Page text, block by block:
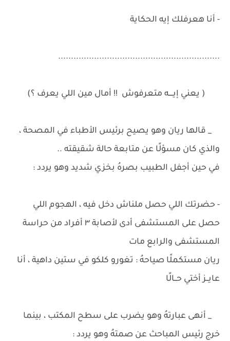
- أنا هعرفلك إيه الحكاية
...............................................................
( يعني إيــــه متعرفوش !! أمال مين اللي يعرف ؟)
_ قالها ريان وهو يصيح برئيس الأطباء في المصحة ،
والذي كان مسؤلًا عن متابعة حالة شقيقته ..
في حين أجفل الطبيب بصرهُ بخزي شديد وهو يردد :
- حضرتك اللي حصل ملناش دخل فيه ، الهجوم اللي
حصل على المستشفى أدى لأصابة ٣ أفراد من حراسة
المستشفى والرابع مات
ريان مستكملًا صياحهُ : تغورو كلكو في ستين داهية ، أنا
عايــز أختي حــالًا
_ أنهى عبارتهُ وهو يضرب على سطح المكتب ، بينما
خرج رئيس المباحث عن صمتهُ وهو يردد :